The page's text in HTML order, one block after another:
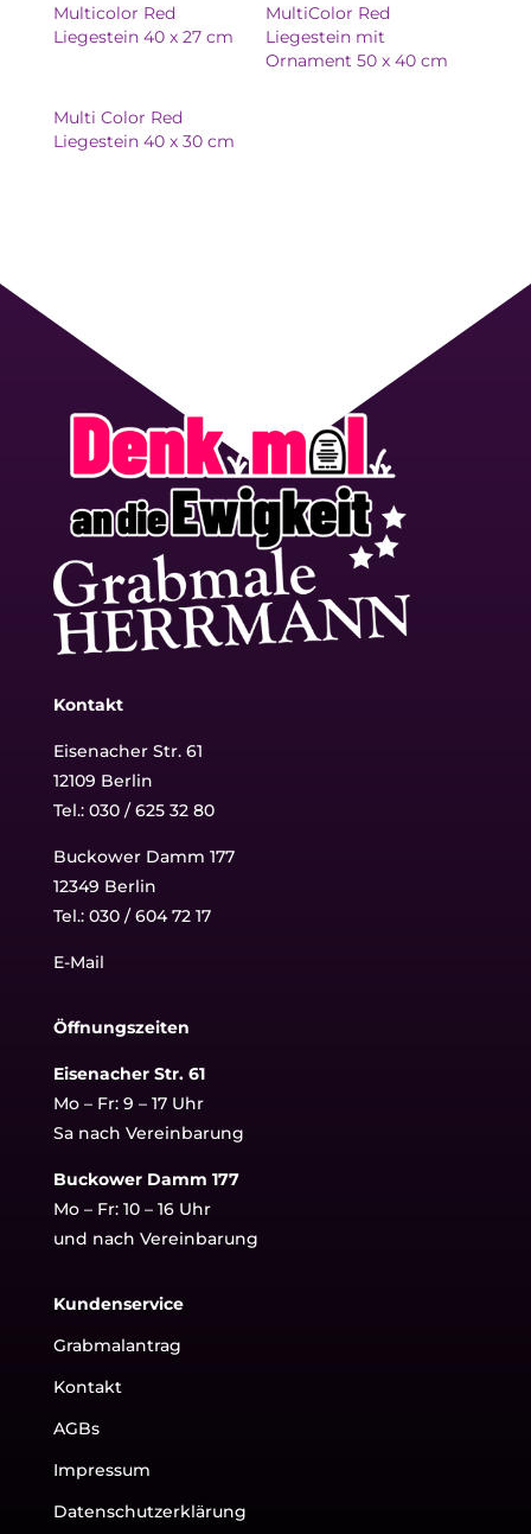
Multicolor Red
Liegestein 40 x 27 cm
MultiColor Red
Liegestein mit
Ornament 50 x 40 cm
Multi Color Red
Liegestein 40 x 30 cm
Kontakt
Eisenacher Str. 61
12109 Berlin
Tel.: 030 / 625 32 80
Buckower Damm 177
12349 Berlin
Tel.: 030 / 604 72 17
E-Mail
Öffnungszeiten
Eisenacher Str. 61
Mo – Fr: 9 – 17 Uhr
Sa nach Vereinbarung
Buckower Damm 177
Mo – Fr: 10 – 16 Uhr
und nach Vereinbarung
Kundenservice
Grabmalantrag
Kontakt
AGBs
Impressum
Datenschutzerklärung